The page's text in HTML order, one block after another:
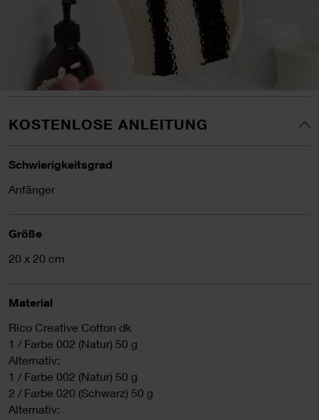
KOSTENLOSE ANLEITUNG
Schwierigkeitsgrad
Anfänger
Größe
20 x 20 cm
Material
Rico Creative Cotton dk
1 / Farbe 002 (Natur) 50 g
Alternativ:
1 / Farbe 002 (Natur) 50 g
2 / Farbe 020 (Schwarz) 50 g
Alternativ: